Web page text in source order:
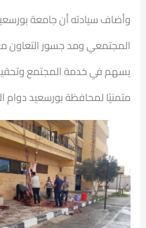
وأضاف سيادته أن جامعة
المجتمعي ومد جسور التعاون مع
يسهم في خدمة المجتمع
متمنيًا لمحافظة بورسعيد دوام